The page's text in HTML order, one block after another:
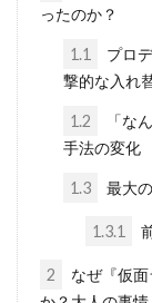
ったのか？
1.1
プロ
撃的な入れ
1.2
「な
手法の変化
1.3 最大
1.3.1
2
なぜ『仮